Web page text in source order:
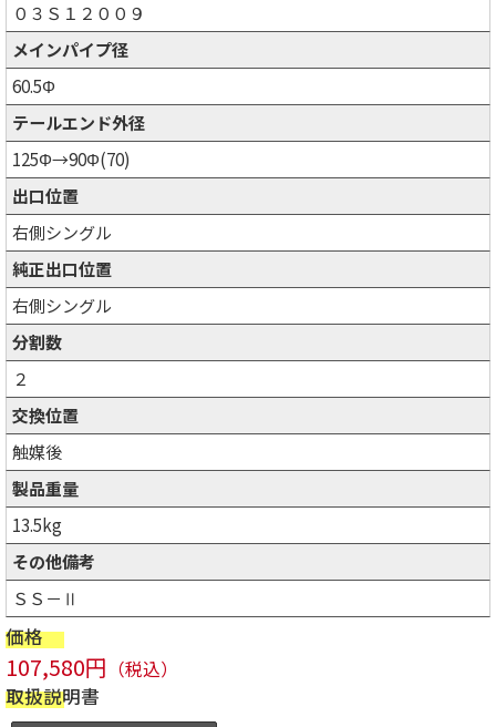
０３Ｓ１２００９
メインパイプ径
60.5Φ
テールエンド外径
125Φ→90Φ(70)
出口位置
右側シングル
純正出口位置
右側シングル
分割数
２
交換位置
触媒後
製品重量
13.5kg
その他備考
ＳＳ－Ⅱ
価格
107,580円 （税込）
取扱説明書